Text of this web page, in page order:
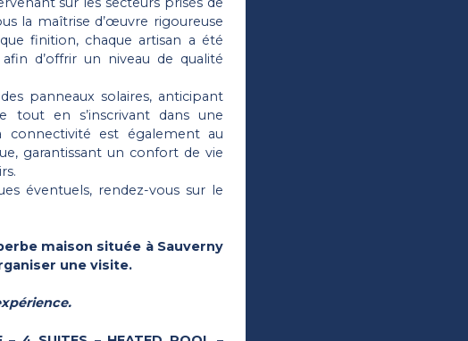
la maîtrise d’œuvre rigoureuse
finition, chaque artisan a été
d’offrir un niveau de qualité
panneaux solaires, anticipant
tout en s’inscrivant dans une
connectivité est également au
garantissant un confort de vie
éventuels, rendez-vous sur le
maison située à Sauverny
une visite.